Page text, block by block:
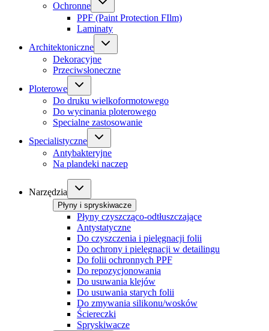
Ochronne
PPF (Paint Protection FIlm)
Laminaty
Architektoniczne
Dekoracyjne
Przeciwsłoneczne
Ploterowe
Do druku wielkoformotowego
Do wycinania ploterowego
Specialne zastosowanie
Specialistyczne
Antybakteryjne
Na plandeki naczep
Narzędzia
Płyny i spryskiwacze
Płyny czyszcząco-odtłuszczające
Antystatyczne
Do czyszczenia i pielęgnacji folii
Do ochrony i pielęgnacji w detailingu
Do folii ochronnych PPF
Do repozycjonowania
Do usuwania klejów
Do usuwania starych folii
Do zmywania silikonu/wosków
Ściereczki
Spryskiwacze